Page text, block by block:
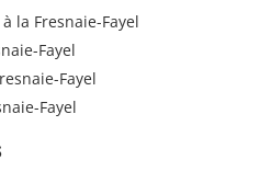
la Fresnaie-Fayel
Fayel
Fayel
Fayel